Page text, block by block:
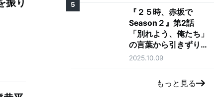
5
『２５時、赤坂で
Season２』第2話
「別れよう、俺たち」
の言葉から引きずり出
される駒木根葵汰"羽
山"と新原泰佑"白崎"の
2025.10.09
もっと見る